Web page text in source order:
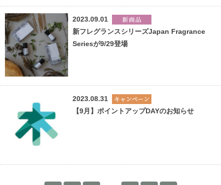
2023.09.01
新フレグランスシリーズJapan Fragrance
Seriesが9/29登場
2023.08.31
【9月】ポイントアップDAYのお知らせ